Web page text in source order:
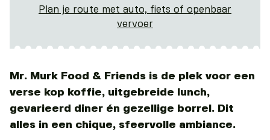
Plan je route met auto, fiets of openbaar
vervoer
Mr. Murk Food & Friends is de plek voor een
verse kop koffie, uitgebreide lunch,
gevarieerd diner én gezellige borrel. Dit
alles in een chique, sfeervolle ambiance.